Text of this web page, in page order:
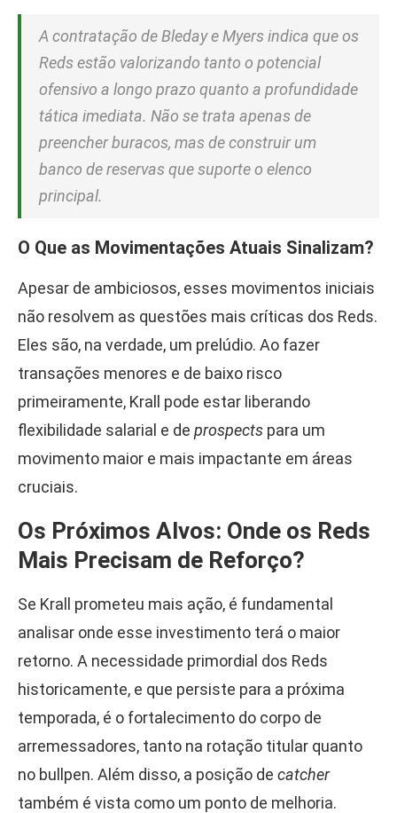
A contratação de Bleday e Myers indica que os
Reds estão valorizando tanto o potencial
ofensivo a longo prazo quanto a profundidade
tática imediata. Não se trata apenas de
preencher buracos, mas de construir um
banco de reservas que suporte o elenco
principal.
O Que as Movimentações Atuais Sinalizam?
Apesar de ambiciosos, esses movimentos iniciais
não resolvem as questões mais críticas dos Reds.
Eles são, na verdade, um prelúdio. Ao fazer
transações menores e de baixo risco
primeiramente, Krall pode estar liberando
flexibilidade salarial e de prospects para um
movimento maior e mais impactante em áreas
cruciais.
Os Próximos Alvos: Onde os Reds
Mais Precisam de Reforço?
Se Krall prometeu mais ação, é fundamental
analisar onde esse investimento terá o maior
retorno. A necessidade primordial dos Reds
historicamente, e que persiste para a próxima
temporada, é o fortalecimento do corpo de
arremessadores, tanto na rotação titular quanto
no bullpen. Além disso, a posição de catcher
também é vista como um ponto de melhoria.